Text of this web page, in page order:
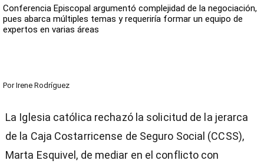
Conferencia Episcopal argumentó complejidad de la negociación,
pues abarca múltiples temas y requeriría formar un equipo de
expertos en varias áreas
Por Irene Rodríguez
La Iglesia católica rechazó la solicitud de la jerarca
de la Caja Costarricense de Seguro Social (CCSS),
Marta Esquivel, de mediar en el conflicto con